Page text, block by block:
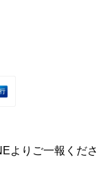
よりご一報くださ